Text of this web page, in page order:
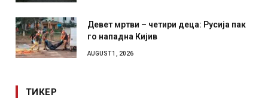
Девет мртви – четири деца: Русија пак
го нападна Кијив
AUGUST 1, 2026
ТИКЕР